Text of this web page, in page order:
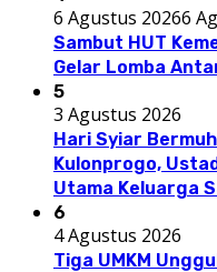
6 Agustus 20266
Sambut HUT
Gelar Lomba
5
3 Agustus 2026
Hari Syiar
Kulonprogo,
Utama Keluarga
6
4 Agustus 2026
Tiga UMKM